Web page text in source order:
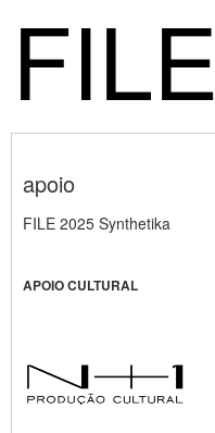
FILE
apoio
FILE 2025 Synthetika
APOIO CULTURAL